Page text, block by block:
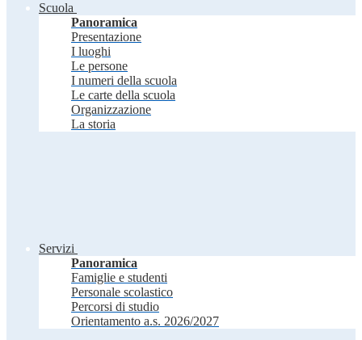
Scuola
Panoramica
Presentazione
I luoghi
Le persone
I numeri della scuola
Le carte della scuola
Organizzazione
La storia
Servizi
Panoramica
Famiglie e studenti
Personale scolastico
Percorsi di studio
Orientamento a.s. 2026/2027